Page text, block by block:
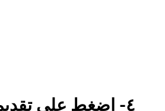
٤- اضغط على